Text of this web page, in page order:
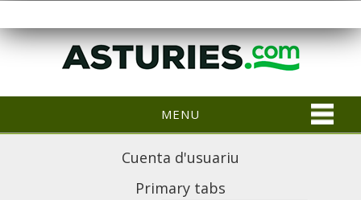
MENU
Cuenta d'usuariu
Primary tabs